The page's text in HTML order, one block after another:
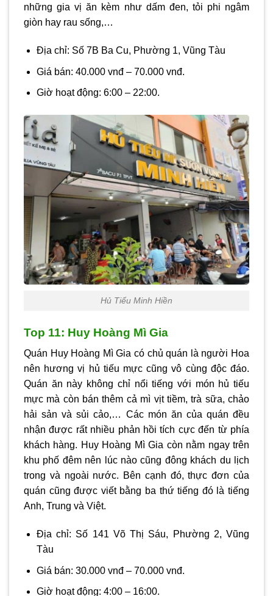
những gia vị ăn kèm như dấm đen, tỏi phi ngâm
giòn hay rau sống,…
Địa chỉ: Số 7B Ba Cu, Phường 1, Vũng Tàu
Giá bán: 40.000 vnđ – 70.000 vnđ.
Giờ hoạt động: 6:00 – 22:00.
Hủ Tiếu Minh Hiền
Top 11: Huy Hoàng Mì Gia
Quán Huy Hoàng Mì Gia có chủ quán là người Hoa
nên hương vị hủ tiếu mực cũng vô cùng độc đáo.
Quán ăn này không chỉ nổi tiếng với món hủ tiếu
mực mà còn bán thêm cả mì vịt tiềm, trà sữa, chảo
hải sản và sủi cảo,… Các món ăn của quán đều
nhận được rất nhiều phản hồi tích cực đến từ phía
khách hàng. Huy Hoàng Mì Gia còn nằm ngay trên
khu phố đêm nên lúc nào cũng đông khách du lịch
trong và ngoài nước. Bên cạnh đó, thực đơn của
quán cũng được viết bằng ba thứ tiếng đó là tiếng
Anh, Trung và Việt.
Địa chỉ: Số 141 Võ Thị Sáu, Phường 2, Vũng
Tàu
Giá bán: 30.000 vnđ – 70.000 vnđ.
Giờ hoạt động: 4:00 – 16:00.